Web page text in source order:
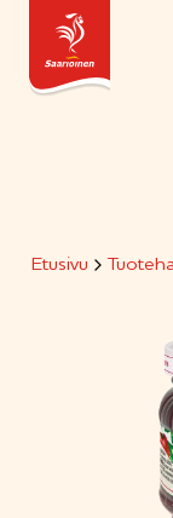
Hyppää
sisältöön
Etusivu